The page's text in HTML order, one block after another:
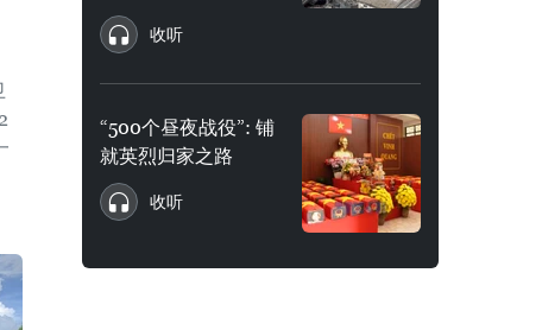
收听
“500个昼夜战役”: 铺
就英烈归家之路
收听